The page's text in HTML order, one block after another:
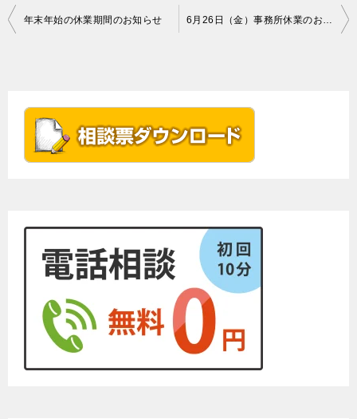
投
年末年始の休業期間のお知らせ 6月26日（金）事務所休業のお知らせ